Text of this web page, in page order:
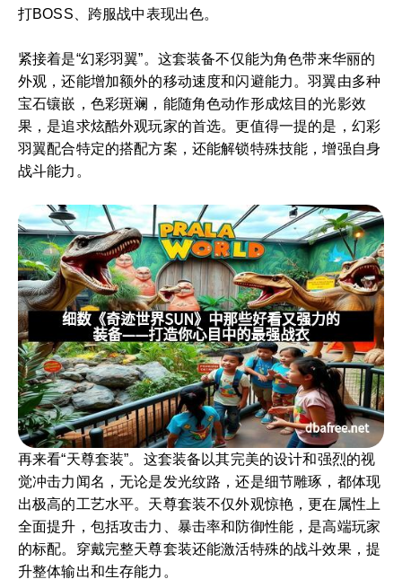
打BOSS、跨服战中表现出色。
紧接着是“幻彩羽翼”。这套装备不仅能为角色带来华丽的
外观，还能增加额外的移动速度和闪避能力。羽翼由多种
宝石镶嵌，色彩斑斓，能随角色动作形成炫目的光影效
果，是追求炫酷外观玩家的首选。更值得一提的是，幻彩
羽翼配合特定的搭配方案，还能解锁特殊技能，增强自身
战斗能力。
再来看“天尊套装”。这套装备以其完美的设计和强烈的视
觉冲击力闻名，无论是发光纹路，还是细节雕琢，都体现
出极高的工艺水平。天尊套装不仅外观惊艳，更在属性上
全面提升，包括攻击力、暴击率和防御性能，是高端玩家
的标配。穿戴完整天尊套装还能激活特殊的战斗效果，提
升整体输出和生存能力。